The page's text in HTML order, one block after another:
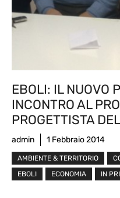
EBOLI: IL NUOVO
INCONTRO AL
PROGETTISTA
admin 1 Febbraio 2014
AMBIENTE & TERRITORIO
EBOLI
ECONOMIA IN